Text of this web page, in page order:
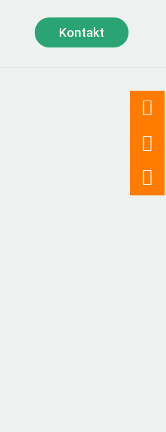
Kontakt